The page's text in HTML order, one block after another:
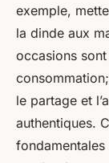
exemple,
la dinde aux
occasions
le partage et
authentiques.